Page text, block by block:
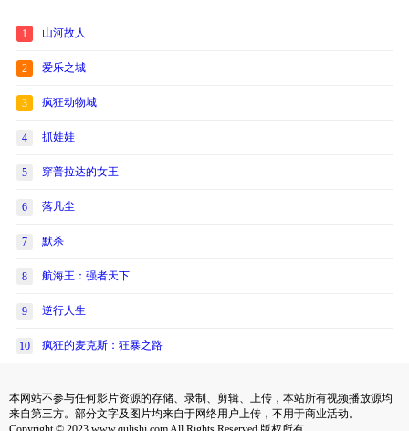
1 山河故人
2 爱乐之城
3 疯狂动物城
4 抓娃娃
5 穿普拉达的女王
6 落凡尘
7 默杀
8 航海王：强者天下
9 逆行人生
10 疯狂的麦克斯：狂暴之路
本网站不参与任何影片资源的存储、录制、剪辑、上传，本站所有视频播放源均
来自第三方。部分文字及图片均来自于网络用户上传，不用于商业活动。